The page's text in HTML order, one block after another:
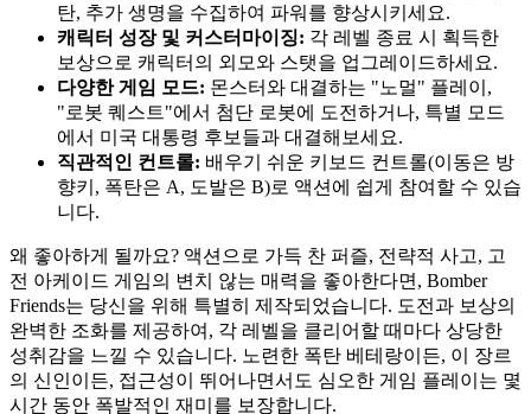
탄, 추가 생명을 수집하여 파워를 향상시키세요.
캐릭터 성장 및 커스터마이징: 각 레벨 종료 시 획득한
보상으로 캐릭터의 외모와 스탯을 업그레이드하세요.
다양한 게임 모드: 몬스터와 대결하는 "노멀" 플레이,
"로봇 퀘스트"에서 첨단 로봇에 도전하거나, 특별 모드
에서 미국 대통령 후보들과 대결해보세요.
직관적인 컨트롤: 배우기 쉬운 키보드 컨트롤(이동은 방
향키, 폭탄은 A, 도발은 B)로 액션에 쉽게 참여할 수 있습
니다.
왜 좋아하게 될까요? 액션으로 가득 찬 퍼즐, 전략적 사고, 고
전 아케이드 게임의 변치 않는 매력을 좋아한다면, Bomber
Friends는 당신을 위해 특별히 제작되었습니다. 도전과 보상의
완벽한 조화를 제공하여, 각 레벨을 클리어할 때마다 상당한
성취감을 느낄 수 있습니다. 노련한 폭탄 베테랑이든, 이 장르
의 신인이든, 접근성이 뛰어나면서도 심오한 게임 플레이는 몇
시간 동안 폭발적인 재미를 보장합니다.